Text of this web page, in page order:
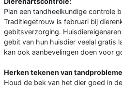
Plan een tandheelkundige controle
Traditiegetrouw is februari bij
gebitsverzorging.
gebit van hun huisdier veelal gratis
kan ook aanbevelingen doen voor
Herken tekenen van
Houd de bek van het dier goed in